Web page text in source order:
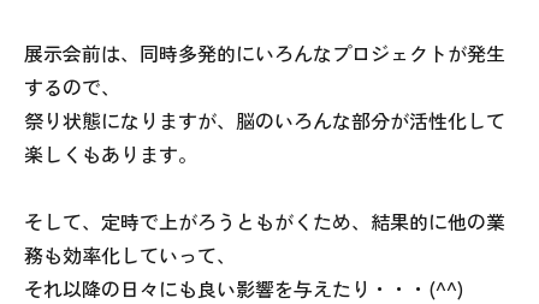
展示会前は、同時多発的にいろんなプロジェクトが発生
するので、
祭り状態になりますが、脳のいろんな部分が活性化して
楽しくもあります。
そして、定時で上がろうともがくため、結果的に他の業
務も効率化していって、
それ以降の日々にも良い影響を与えたり・・・(^^)